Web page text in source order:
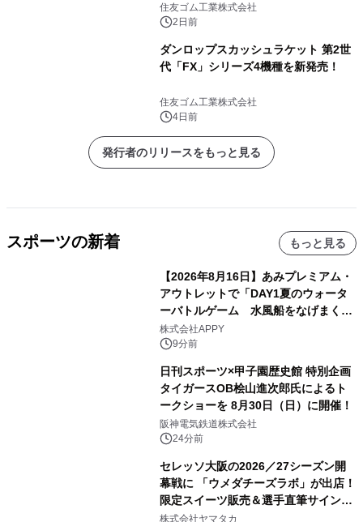
住友ゴム工業株式会社
2日前
ダンロップスカッシュラケット 第2世
代「FX」シリーズ4機種を新発売！
住友ゴム工業株式会社
4日前
発行者のリリースをもっと見る
スポーツの新着 もっと見る
【2026年8月16日】あみプレミアム・
アウトレットで「DAY1夏のウォータ
ーバトルゲーム 水風船をなげまくろ
う！」を開催
株式会社APPY
9分前
日刊スポーツ×甲子園歴史館 特別企画
タイガースOB桧山進次郎氏によるト
ークショーを 8月30日（日）に開催！
阪神電気鉄道株式会社
24分前
セレッソ大阪の2026／27シーズン開
幕戦に 「ウメダチーズラボ」が出店！
限定スイーツ販売＆選手直筆サイング
ッズが当たる抽選会を 8月8日に開催
株式会社ヤマタカ